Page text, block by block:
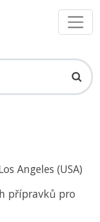
Angeles (USA)
přípravků pro